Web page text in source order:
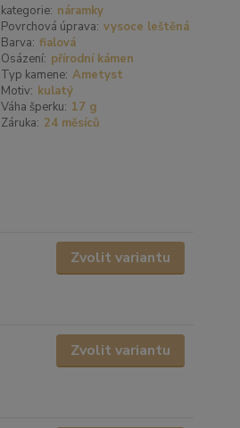
kategorie: náramky
Povrchová úprava: vysoce leštěná
Barva: fialová
Osázení: přírodní kámen
Typ kamene: Ametyst
Motiv: kulatý
Váha šperku: 17 g
Záruka: 24 měsíců
Zvolit variantu
Zvolit variantu